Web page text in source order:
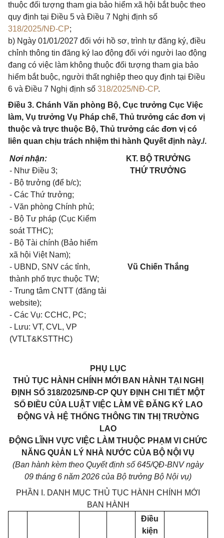
thuộc đối tượng tham gia bảo hiểm xã hội bắt buộc theo
quy định tại Điều 5 và Điều 7 Nghị định số
318/2025/NĐ-CP;
b) Ngày 01/01/2027 đối với hồ sơ, trình tự đăng ký, điều
chỉnh thông tin đăng ký lao động đối với người lao động
đang có việc làm không thuộc đối tượng tham gia bảo
hiểm bắt buộc, người thất nghiệp theo quy định tại Điều
6 và Điều 7 Nghị định số 318/2025/NĐ-CP.
Điều 3. Chánh Văn phòng Bộ, Cục trưởng Cục Việc
làm, Vụ trưởng Vụ Pháp chế, Thủ trưởng các đơn vị
thuộc và trực thuộc Bộ, Thủ trưởng các đơn vị có
liên quan chịu trách nhiệm thi hành Quyết định này./.
Nơi nhận:
- Như Điều 3;
- Bộ trưởng (để b/c);
- Các Thứ trưởng;
- Văn phòng Chính phủ;
- Bộ Tư pháp (Cục Kiểm
soát TTHC);
- Bộ Tài chính (Bảo hiểm
xã hội Việt Nam);
- UBND, SNV các tỉnh,
thành phố trực thuộc TW;
- Trung tâm CNTT (đăng tải
website);
- Các Vụ: CCHC, PC;
- Lưu: VT, CVL, VP
(VTLT&KSTTHC)
KT. BỘ TRƯỞNG
THỨ TRƯỞNG
Vũ Chiến Thắng
PHỤ LỤC
THỦ TỤC HÀNH CHÍNH MỚI BAN HÀNH TẠI NGHỊ
ĐỊNH SỐ 318/2025/NĐ-CP QUY ĐỊNH CHI TIẾT MỘT
SỐ ĐIỀU CỦA LUẬT VIỆC LÀM VỀ ĐĂNG KÝ LAO
ĐỘNG VÀ HỆ THỐNG THÔNG TIN THỊ TRƯỜNG
LAO
ĐỘNG LĨNH VỰC VIỆC LÀM THUỘC PHẠM VI CHỨC
NĂNG QUẢN LÝ NHÀ NƯỚC CỦA BỘ NỘI VỤ
(Ban hành kèm theo Quyết định số 645/QĐ-BNV ngày
09 tháng 6 năm 2026 của Bộ trưởng Bộ Nội vụ)
PHẦN I. DANH MỤC THỦ TỤC HÀNH CHÍNH MỚI
BAN HÀNH
Điều
kiện